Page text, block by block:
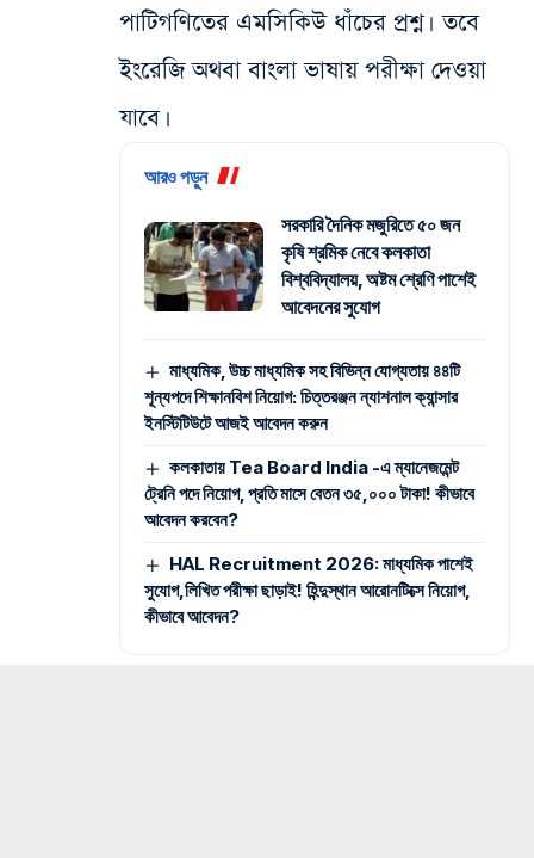
পাটিগণিতের এমসিকিউ ধাঁচের প্রশ্ন। তবে
ইংরেজি অথবা বাংলা ভাষায় পরীক্ষা দেওয়া
যাবে।
আরও পড়ুন
সরকারি দৈনিক মজুরিতে ৫০ জন
কৃষি শ্রমিক নেবে কলকাতা
বিশ্ববিদ্যালয়, অষ্টম শ্রেণি পাশেই
আবেদনের সুযোগ
মাধ্যমিক, উচ্চ মাধ্যমিক সহ বিভিন্ন যোগ্যতায় ৪৪টি
শূন্যপদে শিক্ষানবিশ নিয়োগ: চিত্তরঞ্জন ন্যাশনাল ক্যান্সার
ইনস্টিটিউটে আজই আবেদন করুন
কলকাতায় Tea Board India -এ ম্যানেজমেন্ট
ট্রেনি পদে নিয়োগ, প্রতি মাসে বেতন ৩৫,০০০ টাকা! কীভাবে
আবেদন করবেন?
HAL Recruitment 2026: মাধ্যমিক পাশেই
সুযোগ,লিখিত পরীক্ষা ছাড়াই! হিন্দুস্থান আরোনটিক্সে নিয়োগ,
কীভাবে আবেদন?